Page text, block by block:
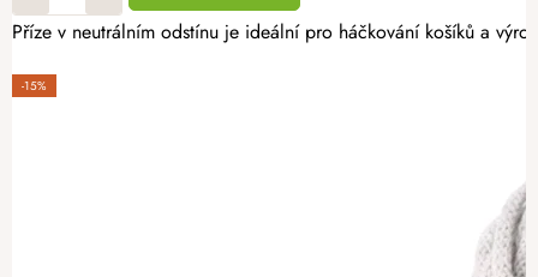
Příze v neutrálním odstínu je ideální pro háčkování košíků a
-15%